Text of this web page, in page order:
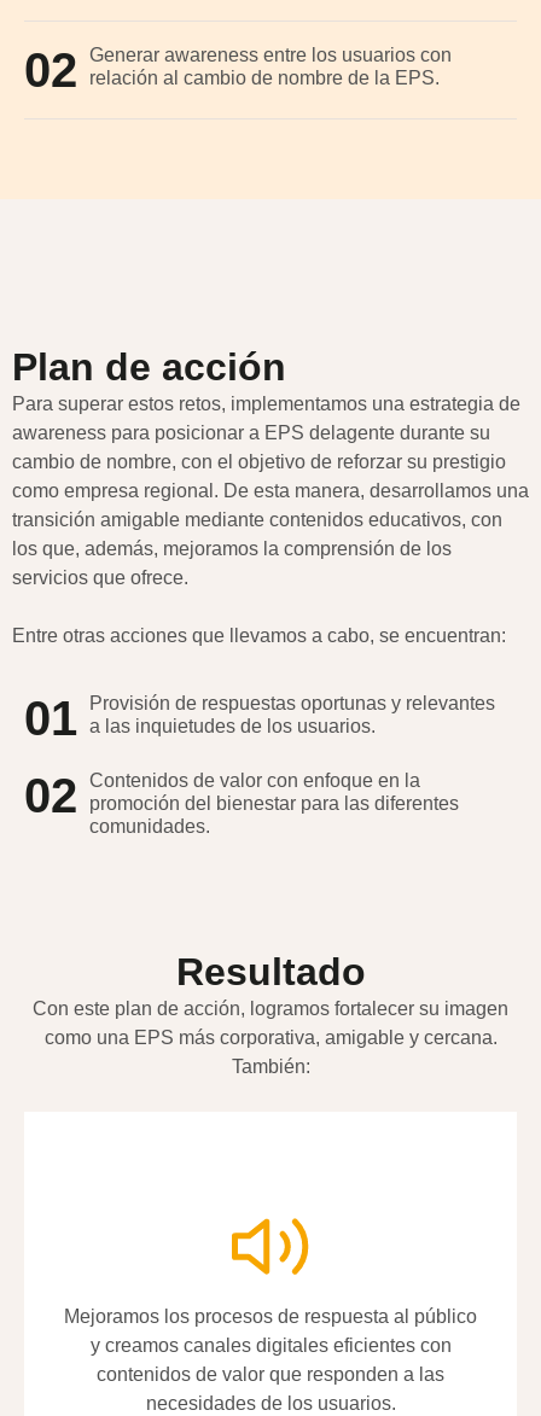
02
Generar awareness entre los usuarios con
relación al cambio de nombre de la EPS.
Plan de acción
Para superar estos retos, implementamos una estrategia de
awareness para posicionar a EPS delagente durante su
cambio de nombre, con el objetivo de reforzar su prestigio
como empresa regional. De esta manera, desarrollamos una
transición amigable mediante contenidos educativos, con
los que, además, mejoramos la comprensión de los
servicios que ofrece.
Entre otras acciones que llevamos a cabo, se encuentran:
01
Provisión de respuestas oportunas y relevantes
a las inquietudes de los usuarios.
02
Contenidos de valor con enfoque en la
promoción del bienestar para las diferentes
comunidades.
Resultado
Con este plan de acción, logramos fortalecer su imagen
como una EPS más corporativa, amigable y cercana.
También:
Mejoramos los procesos de respuesta al público
y creamos canales digitales eficientes con
contenidos de valor que responden a las
necesidades de los usuarios.
Mejoramos los procesos de respuesta al público
y creamos canales digitales eficientes con
contenidos de valor que responden a las
necesidades de los usuarios.